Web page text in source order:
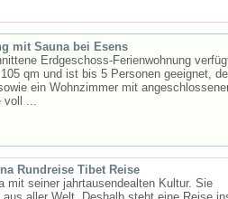
mit Sauna bei Esens
Erdgeschoss-Ferienwohnung
qm und ist bis 5 Personen geeignet,
ein Wohnzimmer mit
voll ...
Rundreise Tibet Reise
mit seiner jahrtausendealten Kultur. Sie